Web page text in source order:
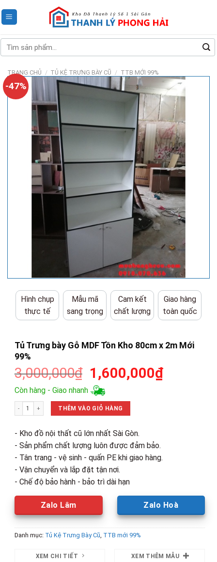
to
Tìm
kiếm:
TRANG CHỦ / TỦ KỆ TRƯNG BÀY CŨ / TTB MỚI 99%
-47%
Hình chụp
thực tế
Mẫu mã
sang trọng
Cam kết
chất lượng
Giao hàng
toàn quốc
Tủ Trưng bày Gỗ MDF Tồn Kho 80cm x 2m Mới
99%
3,000,000₫ Giá
gốc
là:
3,000,000₫.
1,600,000₫Giá
Còn hàng - Giao nhanh
Tủ Trưng bày Gỗ MDF Tồn Kho 80cm x 2m Mới 99% số lượng
THÊM VÀO GIỎ HÀNG
- Kho đồ nội thất cũ lớn nhất Sài Gòn.
- Sản phẩm chất lượng luôn được đảm bảo.
- Tân trang - vệ sinh - quấn PE khi giao hàng.
- Vận chuyển và lắp đặt tận nơi.
- Chế độ bảo hành - bảo trì dài hạn
Zalo Lâm Zalo Hoà
Danh mục: Tủ Kệ Trưng Bày Cũ, TTB mới 99%
XEM CHI TIẾT XEM THÊM MẪU